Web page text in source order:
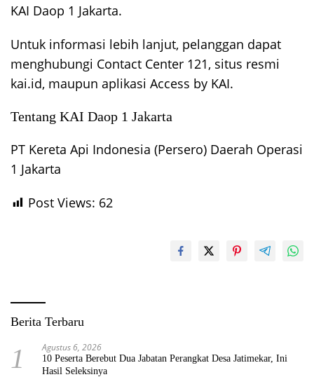
KAI Daop 1 Jakarta.
Untuk informasi lebih lanjut, pelanggan dapat
menghubungi Contact Center 121, situs resmi
kai.id, maupun aplikasi Access by KAI.
Tentang KAI Daop 1 Jakarta
PT Kereta Api Indonesia (Persero) Daerah Operasi
1 Jakarta
Post Views: 62
Berita Terbaru
1 Agustus 6, 2026
10 Peserta Berebut Dua Jabatan Perangkat Desa Jatimekar, Ini
Hasil Seleksinya